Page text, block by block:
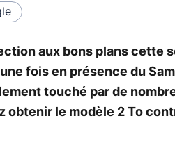
aux bons plans cette
fois en présence du
touché par de
obtenir le modèle 2 To